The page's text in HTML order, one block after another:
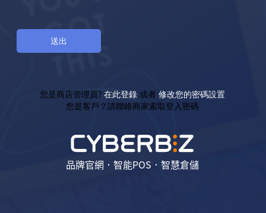
您是商店管理員? 在此登錄 或者 修改您的密碼設置
您是客戶？請聯絡商家索取登入密碼